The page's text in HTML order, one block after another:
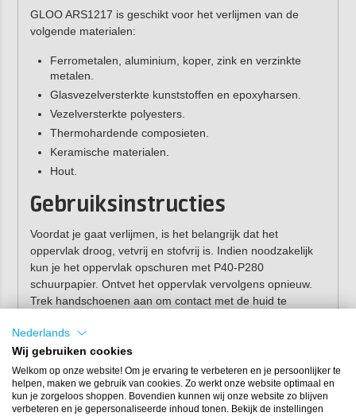
GLOO ARS1217 is geschikt voor het verlijmen van de
volgende materialen:
Ferrometalen, aluminium, koper, zink en verzinkte
metalen.
Glasvezelversterkte kunststoffen en epoxyharsen.
Vezelversterkte polyesters.
Thermohardende composieten.
Keramische materialen.
Hout.
Gebruiksinstructies
Voordat je gaat verlijmen, is het belangrijk dat het
oppervlak droog, vetvrij en stofvrij is. Indien noodzakelijk
kun je het oppervlak opschuren met P40-P280
schuurpapier. Ontvet het oppervlak vervolgens opnieuw.
Trek handschoenen aan om contact met de huid te
cartridge en breng een kleine hoeveelheid lijm aan op een
stuk karton totdat beide componenten gelijkmatig
uitstromen. Sluit de verpakking direct na gebruik. Na
minder dan 30 minuten is het product bewerkbaar
(schuren, schilderen, enzovoort).
Nederlands
Wij gebruiken cookies
Welkom op onze website! Om je ervaring te verbeteren en je persoonlijker te
helpen, maken we gebruik van cookies. Zo werkt onze website optimaal en
kun je zorgeloos shoppen. Bovendien kunnen wij onze website zo blijven
verbeteren en je gepersonaliseerde inhoud tonen. Bekijk de instellingen